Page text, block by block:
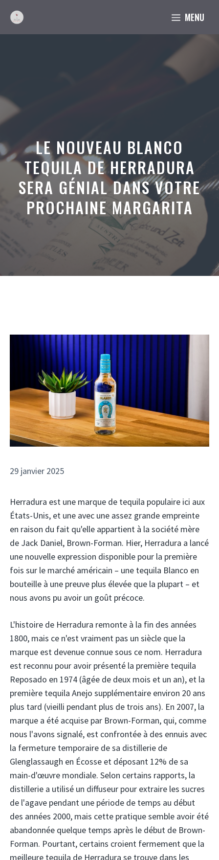
contenu
MENU
LE NOUVEAU BLANCO
TEQUILA DE HERRADURA
SERA GÉNIAL DANS VOTRE
PROCHAINE MARGARITA
29 janvier 2025
Herradura est une marque de tequila populaire ici aux
États-Unis, et une avec une assez grande empreinte
en raison du fait qu'elle appartient à la société mère
de Jack Daniel, Brown-Forman. Hier, Herradura a lancé
une nouvelle expression disponible pour la première
fois sur le marché américain – une tequila Blanco en
bouteille à une preuve plus élevée que la plupart – et
nous avons pu avoir un goût précoce.
L'histoire de Herradura remonte à la fin des années
1800, mais ce n'est vraiment pas un siècle que la
marque est devenue connue sous ce nom. Herradura
est reconnu pour avoir présenté la première tequila
Reposado en 1974 (âgée de deux mois et un an), et la
première tequila Anejo supplémentaire environ 20 ans
plus tard (vieilli pendant plus de trois ans). En 2007, la
marque a été acquise par Brown-Forman, qui, comme
nous l'avons signalé, est confrontée à des ennuis avec
la fermeture temporaire de sa distillerie de
Glenglassaugh en Écosse et déposant 12% de sa
main-d'œuvre mondiale. Selon certains rapports, la
distillerie a utilisé un diffuseur pour extraire les sucres
de l'agave pendant une période de temps au début
des années 2000, mais cette pratique semble avoir été
abandonnée quelque temps après le début de Brown-
Forman. Pourtant, certains croient fermement que la
meilleure tequila de Herradura se trouve dans les